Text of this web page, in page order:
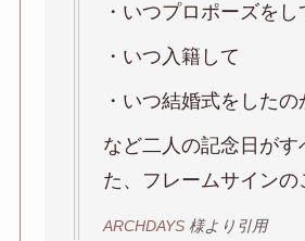
・いつプロポーズをし
・いつ入籍して
・いつ結婚式をしたの
など二人の記念日がす
た、フレームサインの
ARCHDAYS 様より引用